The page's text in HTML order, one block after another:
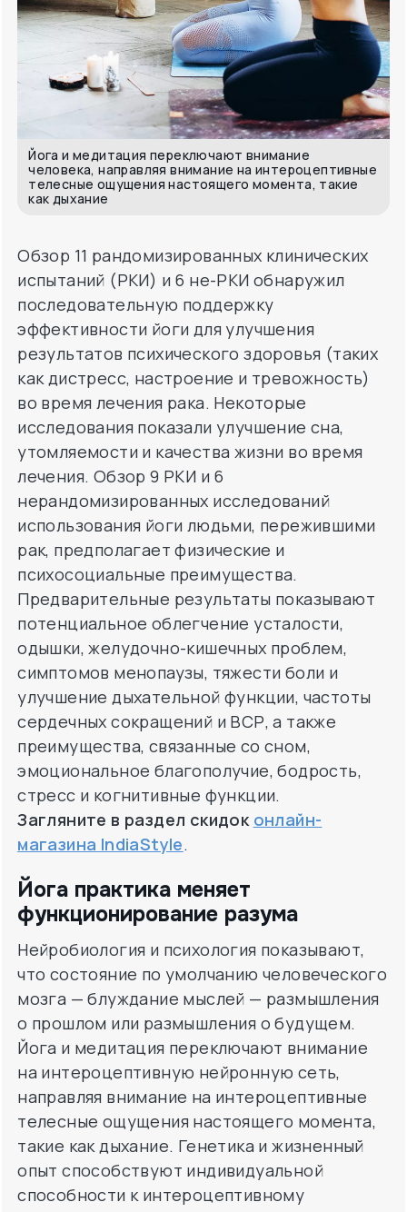
Йога и медитация переключают внимание
человека, направляя внимание на интероцептивные
телесные ощущения настоящего момента, такие
как дыхание
Обзор 11 рандомизированных клинических
испытаний (РКИ) и 6 не-РКИ обнаружил
последовательную поддержку
эффективности йоги для улучшения
результатов психического здоровья (таких
как дистресс, настроение и тревожность)
во время лечения рака. Некоторые
исследования показали улучшение сна,
утомляемости и качества жизни во время
лечения. Обзор 9 РКИ и 6
нерандомизированных исследований
использования йоги людьми, пережившими
рак, предполагает физические и
психосоциальные преимущества.
Предварительные результаты показывают
потенциальное облегчение усталости,
одышки, желудочно-кишечных проблем,
симптомов менопаузы, тяжести боли и
улучшение дыхательной функции, частоты
сердечных сокращений и ВСР, а также
преимущества, связанные со сном,
эмоциональное благополучие, бодрость,
стресс и когнитивные функции.
Загляните в раздел скидок онлайн-
магазина IndiaStyle.
Йога практика меняет
функционирование разума
Нейробиология и психология показывают,
что состояние по умолчанию человеческого
мозга — блуждание мыслей — размышления
о прошлом или размышления о будущем.
Йога и медитация переключают внимание
на интероцептивную нейронную сеть,
направляя внимание на интероцептивные
телесные ощущения настоящего момента,
такие как дыхание. Генетика и жизненный
опыт способствуют индивидуальной
способности к интероцептивному